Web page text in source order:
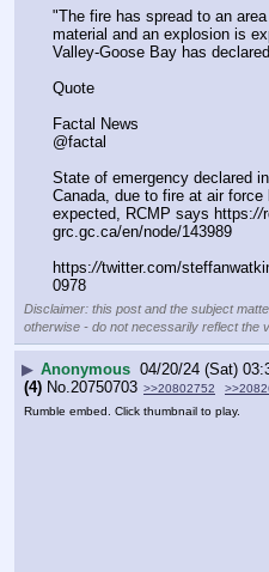
"The fire has spread to an
material and an explosion is
Valley-Goose Bay has
Quote
Factal News
@factal
State of emergency declared
Canada, due to fire at air
expected, RCMP says https://
grc.gc.ca/en/node/143989
https://twitter.com/
0978
Disclaimer: this post and the subject
otherwise - do not necessarily reflect the
▶ Anonymous 04/20/24 (Sat)
(4) No.20750703 >>20802752
Rumble embed. Click thumbnail to play.